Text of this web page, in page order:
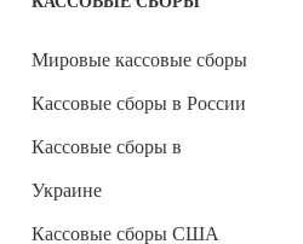
Мировые кассовые сборы
Кассовые сборы в России
Кассовые сборы в
Украине
Кассовые сборы США